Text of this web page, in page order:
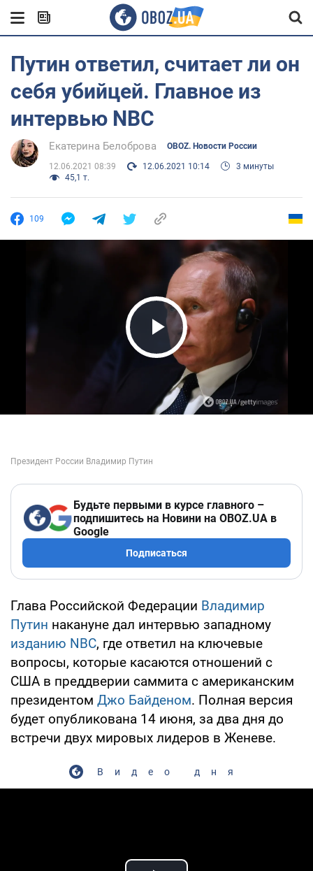
Путин ответил, считает ли он
себя убийцей. Главное из
интервью NBC
Екатерина Белоброва OBOZ. Новости России
12.06.2021 08:39 12.06.2021 10:14
3 минуты
45,1 т.
109
Play Video
Будьте первыми в курсе главного –
подпишитесь на Новини на OBOZ.UA в
Google
Подписаться
Глава Российской Федерации Владимир
Путин накануне дал интервью западному
изданию NBC, где ответил на ключевые
вопросы, которые касаются отношений с
США в преддверии саммита с американским
президентом Джо Байденом. Полная версия
будет опубликована 14 июня, за два дня до
встречи двух мировых лидеров в Женеве.
Видео дня